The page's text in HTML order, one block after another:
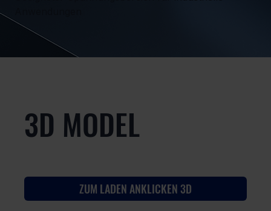
3D MODEL
ZUM LADEN ANKLICKEN 3D